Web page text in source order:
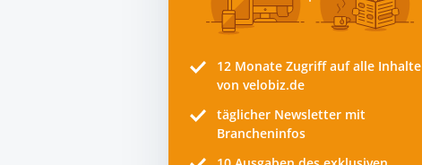
12 Monate Zugriff auf alle Inhalte
von velobiz.de
täglicher Newsletter mit
Brancheninfos